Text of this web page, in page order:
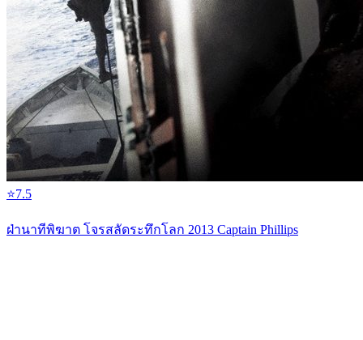
⭐7.5
ฝ่านาทีพิฆาต โจรสลัดระทึกโลก 2013 Captain Phillips